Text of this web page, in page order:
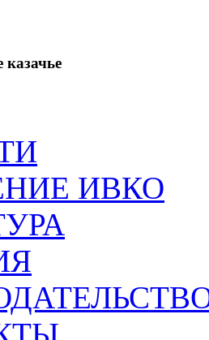
казачье
ИВКО